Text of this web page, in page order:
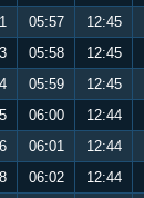
05:57 12:45
05:58 12:45
05:59 12:45
06:00 12:44
06:01 12:44
06:02 12:44